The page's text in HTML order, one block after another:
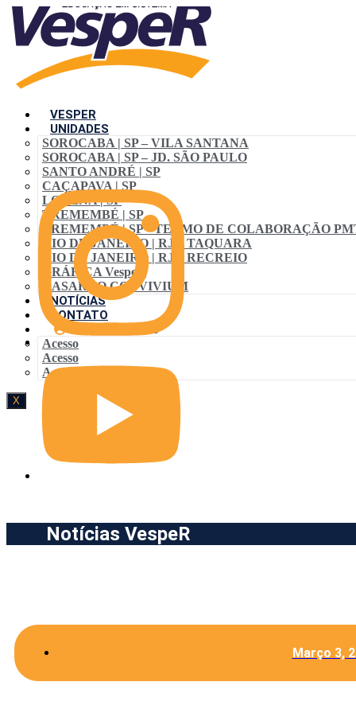
VESPER
UNIDADES
SOROCABA | SP – VILA SANTANA
SOROCABA | SP – JD. SÃO PAULO
SANTO ANDRÉ | SP
CAÇAPAVA | SP
LORENA | SP
TREMEMBÉ | SP
TREMEMBÉ | SP • TERMO DE COLABORAÇÃO
RIO DE JANEIRO | RJ – TAQUARA
RIO DE JANEIRO | RJ – RECREIO
GRÁFICA VespeR
CASARÃO CONVIVIUM
NOTÍCIAS
CONTATO
ACESSO ALUNO
Acesso
Acesso
Acesso
X
Notícias VespeR
Março 3,